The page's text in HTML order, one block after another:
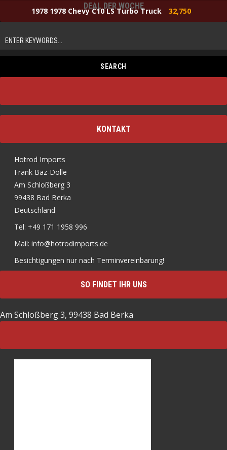
DEAL DER WOCHE
1978 1978 Chevy C10 LS Turbo Truck 32,750
KONTAKT
Hotrod Imports
Frank Bäz-Dölle
Am Schloßberg 3
99438 Bad Berka
Deutschland
Tel: +49 171 1958 996
Mail: info@hotrodimports.de
Besichtigungen nur nach Terminvereinbarung!
SO FINDET IHR UNS
Am Schloßberg 3, 99438 Bad Berka